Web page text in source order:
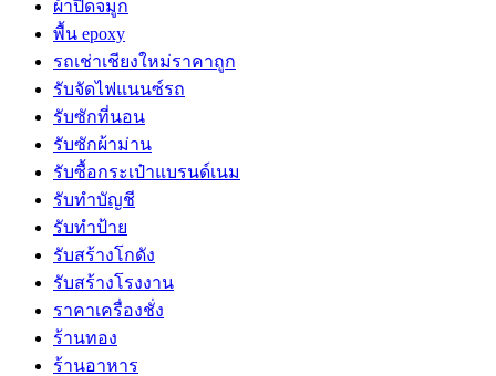
ผ้าปิดจมูก
พื้น epoxy
รถเช่าเชียงใหม่ราคาถูก
รับจัดไฟแนนซ์รถ
รับซักที่นอน
รับซักผ้าม่าน
รับซื้อกระเป๋าแบรนด์เนม
รับทำบัญชี
รับทำป้าย
รับสร้างโกดัง
รับสร้างโรงงาน
ราคาเครื่องชั่ง
ร้านทอง
ร้านอาหาร